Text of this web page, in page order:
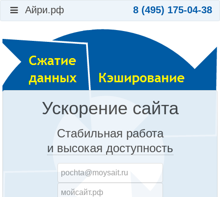
Айри.рф 8 (495) 175-04-38
Ускорение сайта
Стабильная работа
и высокая доступность